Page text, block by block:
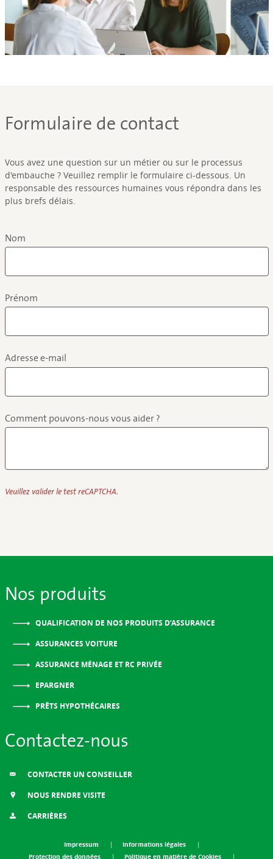
Formulaire de contact
Vous avez une question sur un métier ou sur le processus
d'embauche ? Veuillez remplir le formulaire ci-dessous. Un
responsable des ressources humaines vous répondra dans les
plus brefs délais.
Nom
Prénom
Adresse e-mail
Comment pouvons-nous vous aider ?
Veuillez valider le test reCAPTCHA.
Nos produits
QUALIFICATION DE NOS PRODUITS D’ASSURANCE
ASSURANCES VOITURE
ASSURANCE MÉNAGE ET RC PRIVÉE
EPARGNER
PRÊTS HYPOTHÉCAIRES
Contactez-nous
CONTACTER UN CONSEILLER
NOUS RENDRE VISITE
CARRIÈRES
Impressum
Informations légales
Protection des données
Politique en matière de Cookies